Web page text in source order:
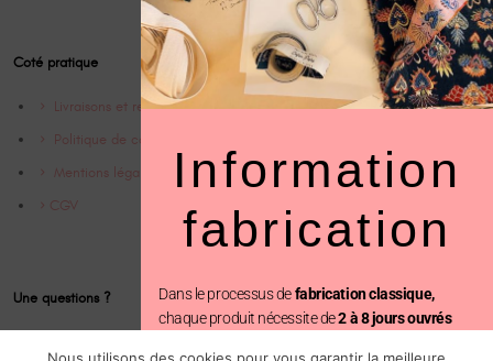
Coté pratique
Livraisons et retrours
Politique de confidentialité
Mentions légales
CGV
Une questions ?
Information
fabrication
Dans le processus defabrication classique,
chaque produit nécessite de2 à 8 jours ouvrés